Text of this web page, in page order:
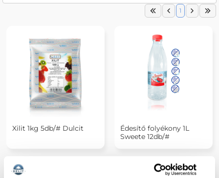
1
Xilit 1kg 5db/# Dulcit
Édesítő folyékony 1L
Sweete 12db/#